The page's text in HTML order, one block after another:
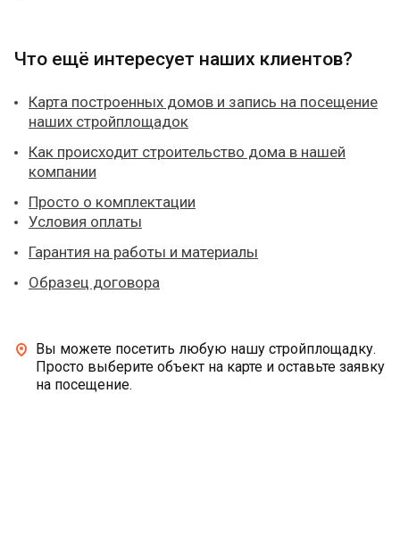
Что ещё интересует наших клиентов?
Карта построенных домов и запись на посещение
наших стройплощадок
Как происходит строительство дома в нашей
компании
Просто о комплектации
Условия оплаты
Гарантия на работы и материалы
Образец договора
Вы можете посетить любую нашу стройплощадку.
Просто выберите объект на карте и оставьте заявку
на посещение.